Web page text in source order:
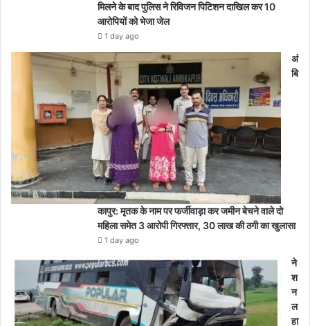
मिलने के बाद पुलिस ने रिविजन पिटिशन दाखिल कर 10
आरोपियों को भेजा जेल
1 day ago
अं
बि
कापुर: मृतक के नाम पर फर्जीवाड़ा कर जमीन बेचने वाले दो
महिला समेत 3 आरोपी गिरफ्तार, 30 लाख की ठगी का खुलासा
1 day ago
ने
श
न
ल
हा